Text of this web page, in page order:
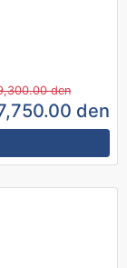
den
den